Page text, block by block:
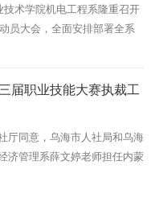
技术学院机电工程系隆重召开
员大会，全面安排部署全系
项重点工作。机电工程系主任
实习与…
届职业技能大赛执裁工
厅同意，乌海市人社局和乌海
济管理系薛文婷老师担任内蒙
技能大赛茶艺赛项的裁判员。